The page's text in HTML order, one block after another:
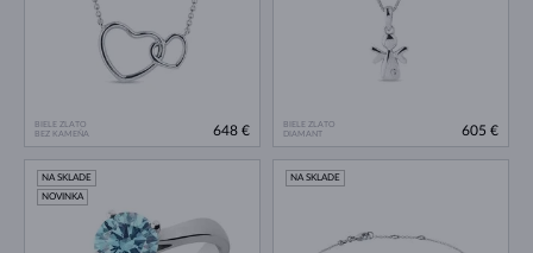
BIELE ZLATO
BEZ KAMEŇA
648 €
BIELE ZLATO
DIAMANT
605 €
NA SKLADE
NOVINKA
NA SKLADE